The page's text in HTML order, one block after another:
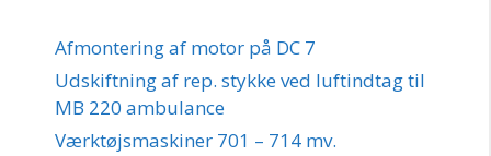
Afmontering af motor på DC 7
Udskiftning af rep. stykke ved luftindtag til
MB 220 ambulance
Værktøjsmaskiner 701 – 714 mv.